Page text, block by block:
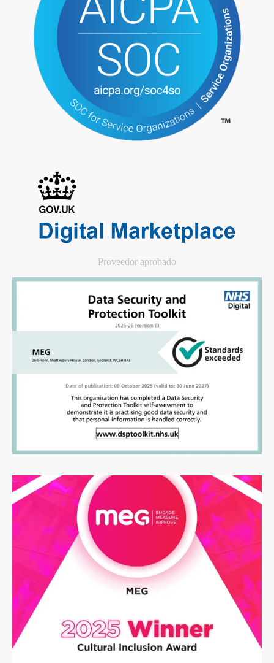
Proveedor aprobado